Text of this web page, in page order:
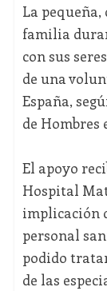
La
familia
con sus
de una
España,
de Hombres
El apoyo
Hospital
implicación
personal
podido
de las